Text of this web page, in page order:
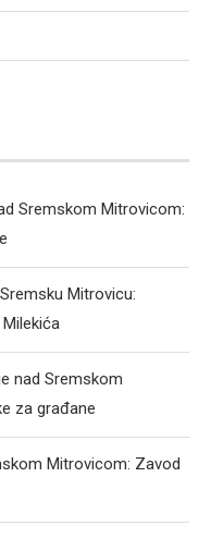
Sremskom Mitrovicom:
Mitrovicu:
nad Sremskom
za građane
Mitrovicom: Zavod